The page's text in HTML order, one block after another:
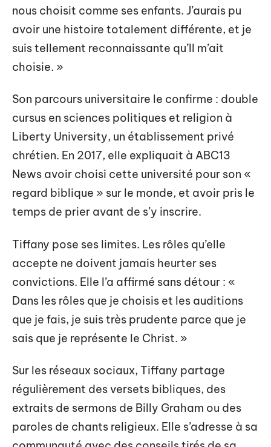
nous choisit comme ses enfants. J’aurais pu
avoir une histoire totalement différente, et je
suis tellement reconnaissante qu’Il m’ait
choisie. »
Son parcours universitaire le confirme : double
cursus en sciences politiques et religion à
Liberty University, un établissement privé
chrétien. En 2017, elle expliquait à ABC13
News avoir choisi cette université pour son «
regard biblique » sur le monde, et avoir pris le
temps de prier avant de s’y inscrire.
Tiffany pose ses limites. Les rôles qu’elle
accepte ne doivent jamais heurter ses
convictions. Elle l’a affirmé sans détour : «
Dans les rôles que je choisis et les auditions
que je fais, je suis très prudente parce que je
sais que je représente le Christ. »
Sur les réseaux sociaux, Tiffany partage
régulièrement des versets bibliques, des
extraits de sermons de Billy Graham ou des
paroles de chants religieux. Elle s’adresse à sa